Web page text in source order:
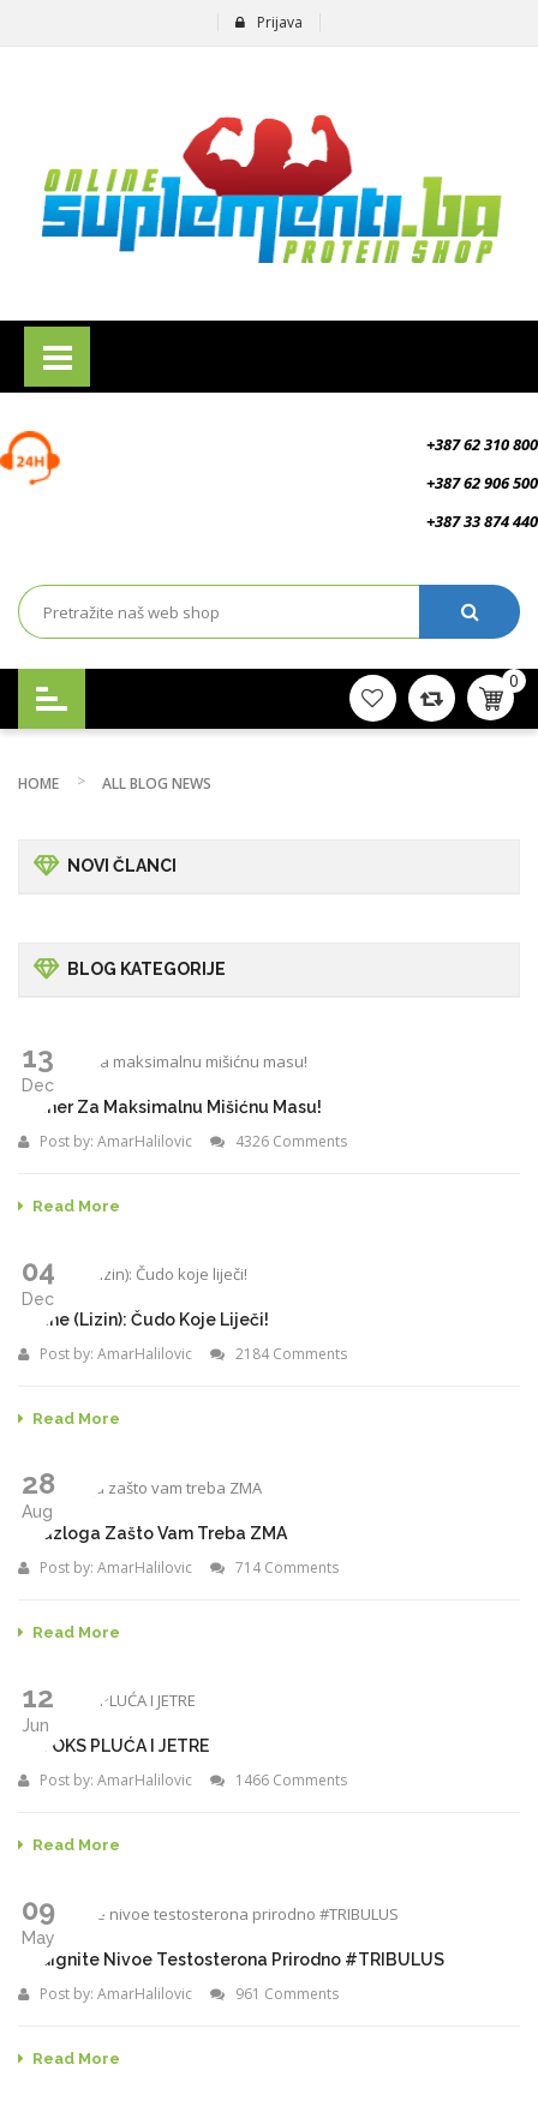
Prijava
+387 62 310 800
+387 62 906 500
+387 33 874 440
0
HOME ALL BLOG NEWS
NOVI ČLANCI
BLOG KATEGORIJE
13
Dec
Geiner Za Maksimalnu Mišićnu Masu!
Post by: AmarHalilovic 4326 Comments
Read More
04
Dec
Lysine (Lizin): Čudo Koje Liječi!
Post by: AmarHalilovic 2184 Comments
Read More
28
Aug
5 Razloga Zašto Vam Treba ZMA
Post by: AmarHalilovic 714 Comments
Read More
12
Jun
DETOKS PLUĆA I JETRE
Post by: AmarHalilovic 1466 Comments
Read More
09
May
Podignite Nivoe Testosterona Prirodno #TRIBULUS
Post by: AmarHalilovic 961 Comments
Read More